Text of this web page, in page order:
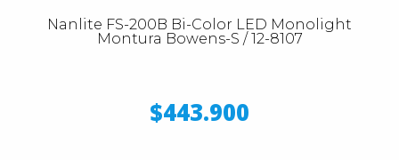
Nanlite FS-200B Bi-Color LED Monolight
Montura Bowens-S / 12-8107
$443.900